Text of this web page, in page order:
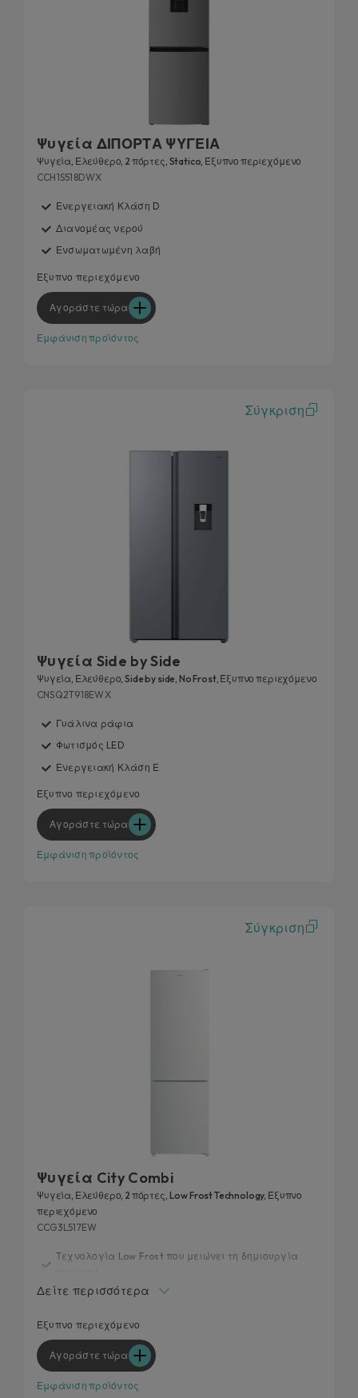
Ψυγεία ΔΙΠΟΡΤΑ ΨΥΓΕΙΑ
Ψυγεία, Ελεύθερο, 2 πόρτες, Statico, Έξυπνο περιεχόμενο
CCH1S518DWX
Ενεργειακή Κλάση D
Διανομέας νερού
Ενσωματωμένη λαβή
Έξυπνο περιεχόμενο
Αγοράστε τώρα
Εμφάνιση προϊόντος
Σύγκριση
Ψυγεία Side by Side
Ψυγεία, Ελεύθερο, Side by side, No Frost, Έξυπνο περιεχόμενο
CNSQ2T918EWX
Γυάλινα ράφια
Φωτισμός LED
Ενεργειακή Κλάση Ε
Έξυπνο περιεχόμενο
Αγοράστε τώρα
Εμφάνιση προϊόντος
Σύγκριση
Ψυγεία City Combi
Ψυγεία, Ελεύθερο, 2 πόρτες, Low Frost Technology, Έξυπνο
περιεχόμενο
CCG3L517EW
Τεχνολογία Low Frost που μειώνει τη δημιουργία
Τεχνολογία Inverter
Εργονομική χειρολαβή
Συνδεδεμένες Λειτουργίες
Δείτε περισσότερα
Έξυπνο περιεχόμενο
Αγοράστε τώρα
Εμφάνιση προϊόντος